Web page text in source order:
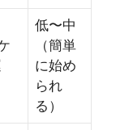
低〜中
（簡単
に始め
られ
る）